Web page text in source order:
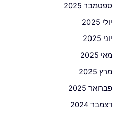
ספטמבר 2025
יולי 2025
יוני 2025
מאי 2025
מרץ 2025
פברואר 2025
דצמבר 2024